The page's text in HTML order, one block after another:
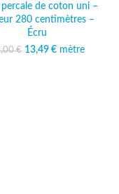
percale de coton uni –
280 centimètres –
Écru
€ Le prix initial était :
13,49 €
Le prix
mètre